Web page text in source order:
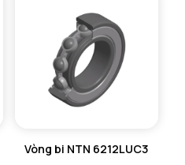
Vòng bi NTN 6212LUC3